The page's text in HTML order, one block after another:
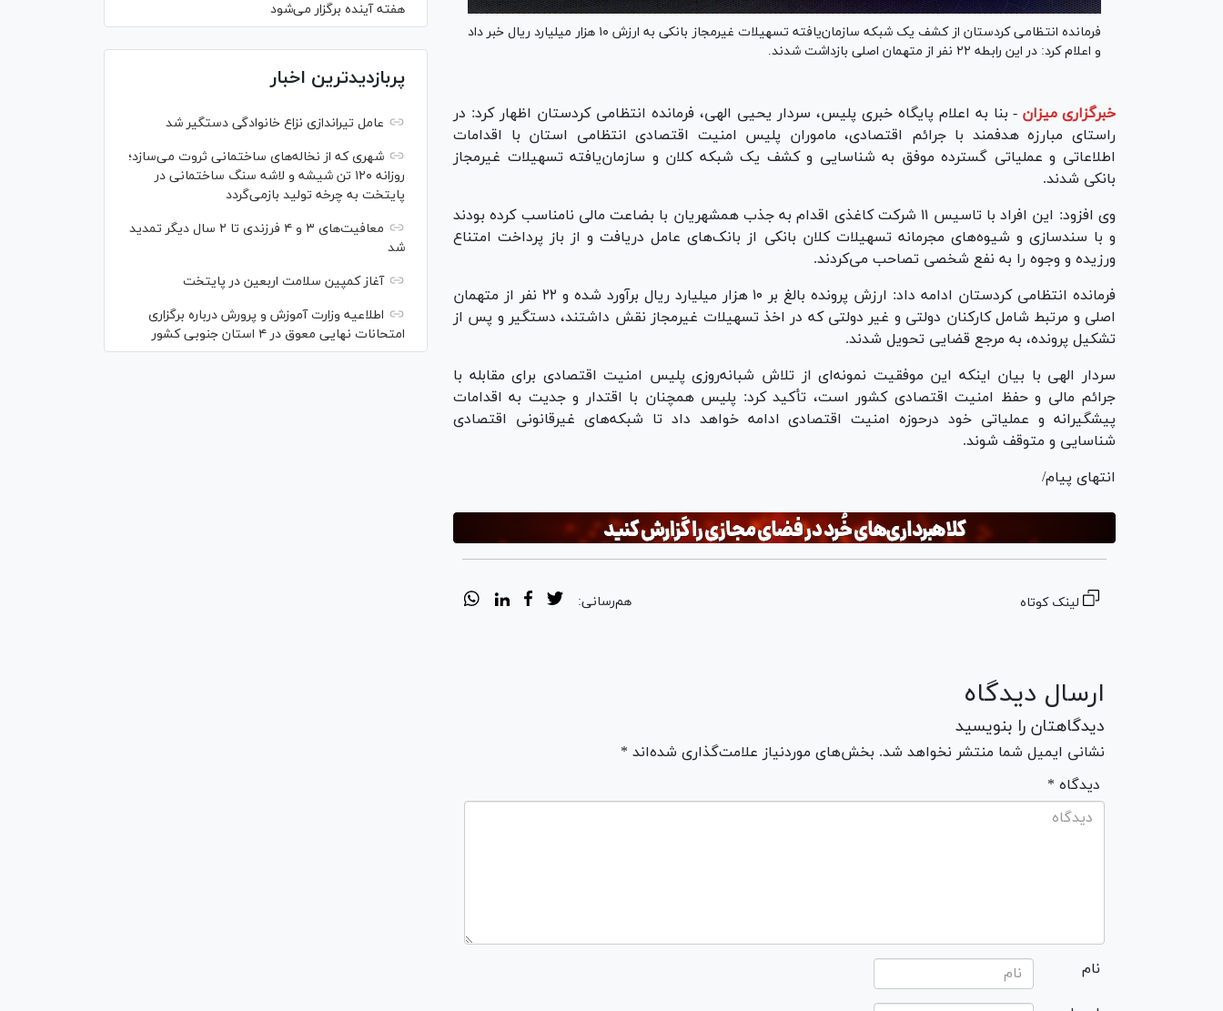
فرمانده انتظامی کردستان از کشف یک شبکه سازمان‌یافته تسهیلات غیرمجاز بانکی به ارزش ۱۰ هزار میلیارد ریال خبر داد
و اعلام کرد: در این رابطه ۲۲ نفر از متهمان اصلی بازداشت شدند.
خبرگزاری میزان - بنا به اعلام پایگاه خبری پلیس، سردار یحیی الهی، فرمانده انتظامی کردستان اظهار کرد: در
راستای مبارزه هدفمند با جرائم اقتصادی، ماموران پلیس امنیت اقتصادی انتظامی استان با اقدامات
اطلاعاتی و عملیاتی گسترده موفق به شناسایی و کشف یک شبکه کلان و سازمان‌یافته تسهیلات غیرمجاز
بانکی شدند.
وی افزود: این افراد با تاسیس ۱۱ شرکت کاغذی اقدام به جذب همشهریان با بضاعت مالی نامناسب کرده بودند
و با سندسازی و شیوه‌های مجرمانه تسهیلات کلان بانکی از بانک‌های عامل دریافت و از باز پرداخت امتناع
ورزیده و وجوه را به نفع شخصی تصاحب می‌کردند.
فرمانده انتظامی کردستان ادامه داد: ارزش پرونده بالغ بر ۱۰ هزار میلیارد ریال برآورد شده و ۲۲ نفر از متهمان
اصلی و مرتبط شامل کارکنان دولتی و غیر دولتی که در اخذ تسهیلات غیرمجاز نقش داشتند، دستگیر و پس از
تشکیل پرونده، به مرجع قضایی تحویل شدند.
سردار الهی با بیان اینکه این موفقیت نمونه‌ای از تلاش شبانه‌روزی پلیس امنیت اقتصادی برای مقابله با
جرائم مالی و حفظ امنیت اقتصادی کشور است، تأکید کرد: پلیس همچنان با اقتدار و جدیت به اقدامات
پیشگیرانه و عملیاتی خود درحوزه امنیت اقتصادی ادامه خواهد داد تا شبکه‌های غیرقانونی اقتصادی
شناسایی و متوقف شوند.
انتهای پیام/
لینک کوتاه هم‌رسانی:
ارسال دیدگاه
دیدگاهتان را بنویسید
نشانی ایمیل شما منتشر نخواهد شد. بخش‌های موردنیاز علامت‌گذاری شده‌اند *
* دیدگاه
نام
هفته آینده برگزار می‌شود
پربازدیدترین اخبار
عامل تیراندازی نزاع خانوادگی دستگیر شد
شهری که از نخاله‌های ساختمانی ثروت می‌سازد؛
روزانه ۱۲۰ تن شیشه و لاشه سنگ ساختمانی در
پایتخت به چرخه تولید بازمی‌گردد
معافیت‌های ۳ و ۴ فرزندی تا ۲ سال دیگر تمدید
شد
آغاز کمپین سلامت اربعین در پایتخت
اطلاعیه وزارت آموزش و پرورش درباره برگزاری
امتحانات نهایی معوق در ۴ استان جنوبی کشور